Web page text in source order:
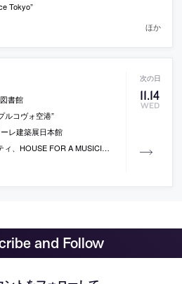
Tokyo”
ほか
11.14
WED
書館
ルコヴォ空港”
レ建築展日本館
、HOUSE FOR A MUSICIAN”
and Follow